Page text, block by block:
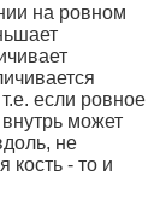
на ровном
если ровное
может
не
кость - то и